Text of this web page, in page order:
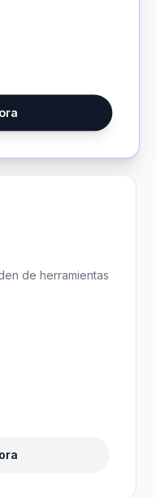
de herramientas